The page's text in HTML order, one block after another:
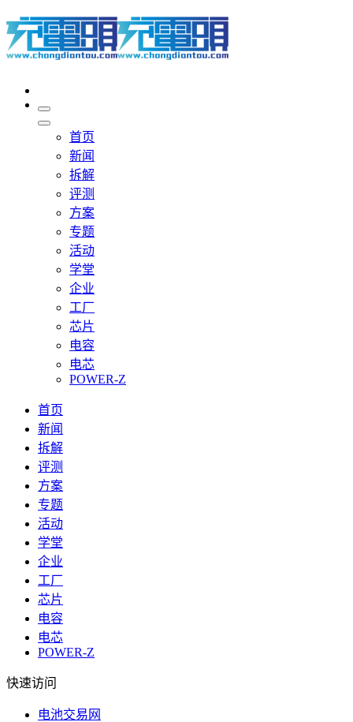
首页
新闻
拆解
评测
方案
专题
活动
学堂
企业
工厂
芯片
电容
电芯
POWER-Z
首页
新闻
拆解
评测
方案
专题
活动
学堂
企业
工厂
芯片
电容
电芯
POWER-Z
快速访问
电池交易网